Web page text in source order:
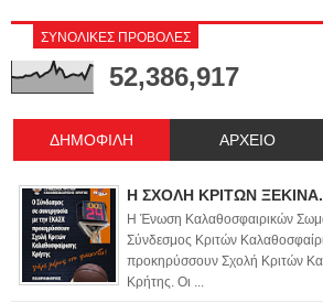
ΣΥΝΟΛΙΚΕΣ ΠΡΟΒΟΛΕΣ
52,386,917
ΔΗΜΟΦΙΛΗ ΑΡΧΕΙΟ
Η ΣΧΟΛΗ ΚΡΙΤΩΝ
Η Ένωση Καλαθοσφαιρικών
Σύνδεσμος Κριτών
προκηρύσσουν Σχολή Κριτών
Κρήτης. Οι ...